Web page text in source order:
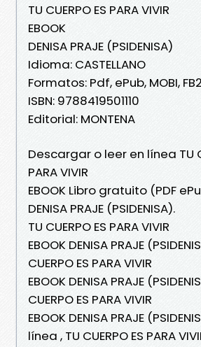
TU CUERPO ES PARA VIVIR
EBOOK
DENISA PRAJE (PSIDENISA)
Idioma: CASTELLANO
Formatos: Pdf, ePub, MOBI, FB2
ISBN: 9788419501110
Editorial: MONTENA
Descargar o leer en línea TU
PARA VIVIR
EBOOK Libro gratuito (PDF
DENISA PRAJE (PSIDENISA).
TU CUERPO ES PARA VIVIR
EBOOK DENISA PRAJE
CUERPO ES PARA VIVIR
EBOOK DENISA PRAJE
CUERPO ES PARA VIVIR
EBOOK DENISA PRAJE
línea , TU CUERPO ES PARA